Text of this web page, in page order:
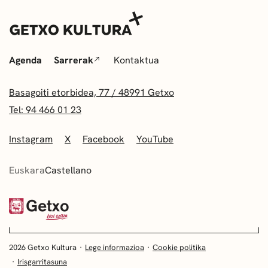
Agenda Sarrerak Kontaktua
Basagoiti etorbidea, 77 / 48991 Getxo
Tel: 94 466 01 23
Instagram X Facebook YouTube
EuskaraCastellano
2026 Getxo Kultura Lege informazioa
Cookie politika
Irisgarritasuna